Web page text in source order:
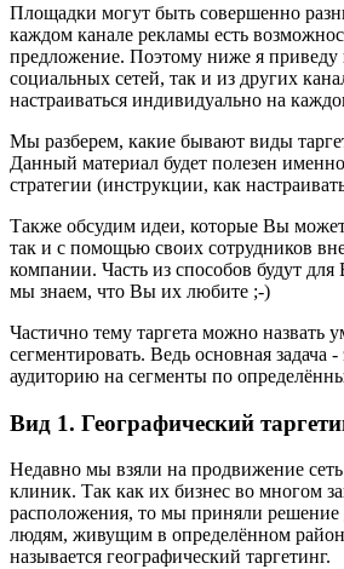
Площадки могут быть совершенно
каждом канале рекламы есть
предложение. Поэтому ниже я приведу
социальных сетей, так и из других
настраиваться индивидуально на
Мы разберем, какие бывают виды
Данный материал будет полезен
стратегии (инструкции, как
Также обсудим идеи, которые Вы
так и с помощью своих сотрудников
компании. Часть из способов будут
мы знаем, что Вы их любите ;-)
Частично тему таргета можно назвать
сегментировать. Ведь основная задача -
аудиторию на сегменты по
Вид 1. Географический
Недавно мы взяли на продвижение
клиник. Так как их бизнес во многом
расположения, то мы приняли решение
людям, живущим в определённом
называется географический таргетинг.